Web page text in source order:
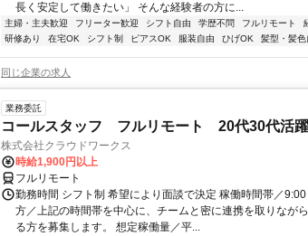
長く安定して働きたい」 そんな経験者の方に...
主婦・主夫歓迎 フリーター歓迎 シフト自由 学歴不問 フルリモート
研修あり
在宅OK シフト制 ピアスOK 服装自由 ひげOK 髪型・髪色
同じ企業の求人
業務委託
コールスタッフ フルリモート 20代30代活
株式会社クラウドワークス
時給1,900円以上
フルリモート
勤務時間 シフト制 希望により面談で決定 稼働時間帯／
方／上記の時間帯を中心に、チームと密に連携を取りなが
る方を募集します。 想定稼働量／平...